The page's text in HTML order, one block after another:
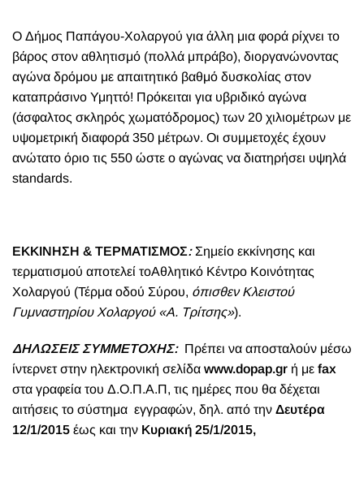
Ο Δήμος Παπάγου-Χολαργού για άλλη μια φορά ρίχνει το
βάρος στον αθλητισμό (πολλά μπράβο), διοργανώνοντας
αγώνα δρόμου με απαιτητικό βαθμό δυσκολίας στον
καταπράσινο Υμηττό! Πρόκειται για υβριδικό αγώνα
(άσφαλτος σκληρός χωματόδρομος) των 20 χιλιομέτρων με
υψομετρική διαφορά 350 μέτρων. Οι συμμετοχές έχουν
ανώτατο όριο τις 550 ώστε ο αγώνας να διατηρήσει υψηλά
standards.
ΕΚΚΙΝΗΣΗ & ΤΕΡΜΑΤΙΣΜΟΣ:Σημείο εκκίνησης και
τερματισμού αποτελεί τοΑθλητικό Κέντρο Κοινότητας
Χολαργού (Τέρμα οδού Σύρου, όπισθεν Κλειστού
Γυμναστηρίου Χολαργού «Α. Τρίτσης»).
ΔΗΛΩΣΕΙΣ ΣΥΜΜΕΤΟΧΗΣ:Πρέπει να αποσταλούν μέσω
ίντερνετ στην ηλεκτρονική σελίδα www.dopap.gr ή με fax
στα γραφεία του Δ.Ο.Π.Α.Π, τις ημέρες που θα δέχεται
αιτήσεις το σύστημα εγγραφών, δηλ. από την Δευτέρα
12/1/2015 έως και την Κυριακή 25/1/2015,